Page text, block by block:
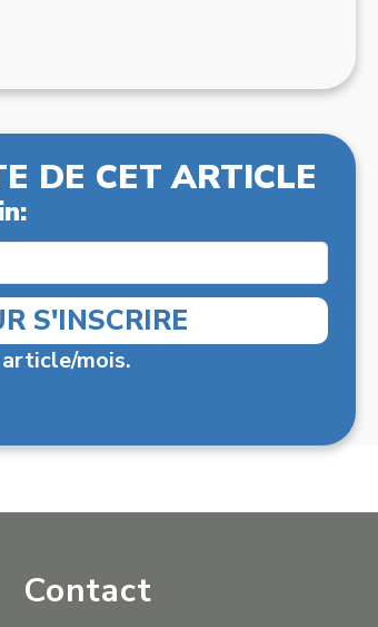
DE CET ARTICLE
S'INSCRIRE
mois.
Contact